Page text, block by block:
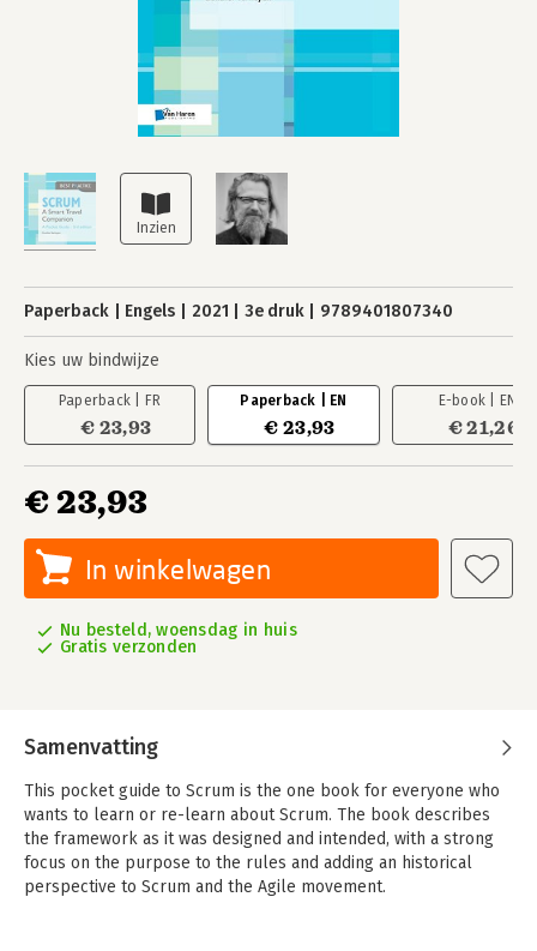
Paperback Engels 2021 3e druk 9789401807340
Kies uw bindwijze
Paperback | FR
€ 23,93
Paperback | EN
€ 23,93
E-book | EN
€ 21,26
€ 23,93
In winkelwagen
Nu besteld, woensdag in huis
Gratis verzonden
Samenvatting
This pocket guide to Scrum is the one book for everyone who
wants to learn or re-learn about Scrum. The book describes
the framework as it was designed and intended, with a strong
focus on the purpose to the rules and adding an historical
perspective to Scrum and the Agile movement.